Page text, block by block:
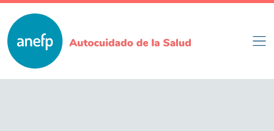
contenido
principal